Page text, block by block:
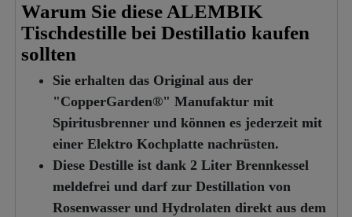
Warum Sie diese ALEMBIK
Tischdestille bei Destillatio kaufen
sollten
Sie erhalten das Original aus der
"CopperGarden®" Manufaktur mit
Spiritusbrenner und können es jederzeit mit
einer Elektro Kochplatte nachrüsten.
Diese Destille ist dank 2 Liter Brennkessel
meldefrei und darf zur Destillation von
Rosenwasser und Hydrolaten direkt aus dem